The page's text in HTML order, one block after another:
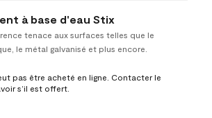
à base d'eau Stix
tenace aux surfaces telles que le
le métal galvanisé et plus encore.
pas être acheté en ligne. Contacter le
s’il est offert.